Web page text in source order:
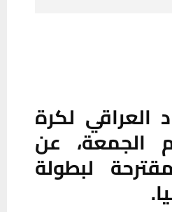
العراقي لكرة
الجمعة، عن
لبطولة